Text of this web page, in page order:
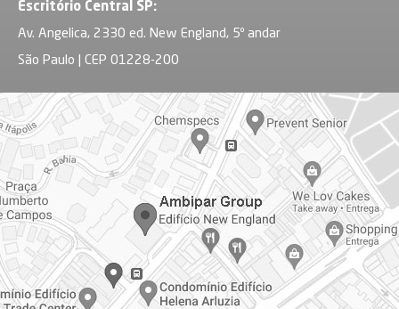
Escritório Central SP:
Av. Angelica, 2330 ed. New England, 5º andar
São Paulo | CEP 01228-200